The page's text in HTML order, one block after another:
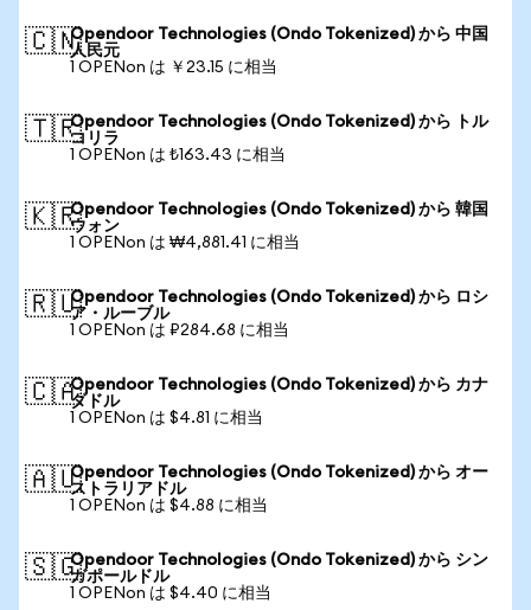
🇨🇳Opendoor Technologies (Ondo Tokenized) から 中国
人民元
1 OPENon は ￥23.15 に相当
🇹🇷Opendoor Technologies (Ondo Tokenized) から トル
コリラ
1 OPENon は ₺163.43 に相当
🇰🇷Opendoor Technologies (Ondo Tokenized) から 韓国
ウォン
1 OPENon は ₩4,881.41 に相当
🇷🇺Opendoor Technologies (Ondo Tokenized) から ロシ
ア・ルーブル
1 OPENon は ₽284.68 に相当
🇨🇦Opendoor Technologies (Ondo Tokenized) から カナ
ダドル
1 OPENon は $4.81 に相当
🇦🇺Opendoor Technologies (Ondo Tokenized) から オー
ストラリアドル
1 OPENon は $4.88 に相当
🇸🇬Opendoor Technologies (Ondo Tokenized) から シン
ガポールドル
1 OPENon は $4.40 に相当